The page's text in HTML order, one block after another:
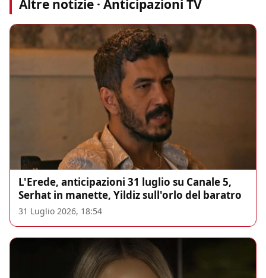
Altre notizie · Anticipazioni TV
L'Erede, anticipazioni 31 luglio su Canale 5,
Serhat in manette, Yildiz sull'orlo del baratro
31 Luglio 2026, 18:54